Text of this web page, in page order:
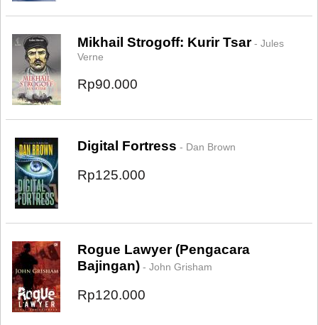
Mikhail Strogoff: Kurir Tsar- Jules
Verne
Rp90.000
Digital Fortress - Dan Brown
Rp125.000
Rogue Lawyer (Pengacara
Bajingan) - John Grisham
Rp120.000